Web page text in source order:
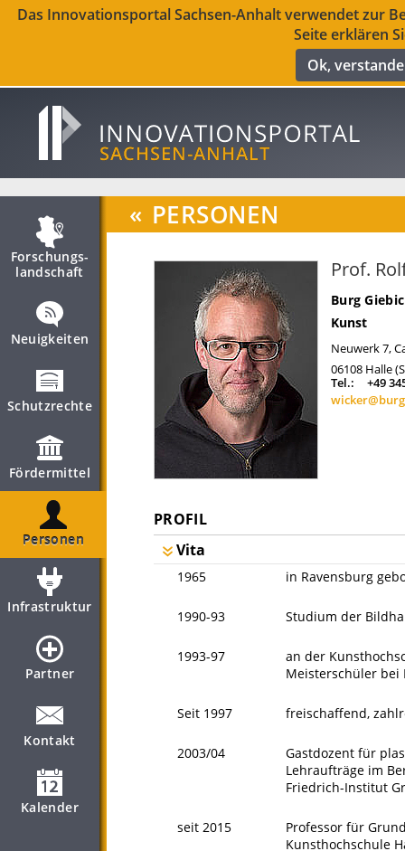
Das Innovationsportal Sachsen-Anhalt verwendet zur
Seite erklären
Ok,
Forschungs­
landschaft
Neuigkeiten
Schutzrechte
Fördermittel
Personen
Infrastruktur
Partner
Kontakt
Kalender
« PERSONEN
Prof.
Burg
Kunst
Neuwerk 7,
06108 Halle
Tel.:
+49
PROFIL
Vita
1965 in Ravensburg
1990-93 Studium der
1993-97
an der
Meisterschüler bei
Seit 1997 freischaffend,
2003/04
Gastdozent für
Lehraufträge im
Friedrich-Institut
seit 2015
Professor für
Kunsthochschule